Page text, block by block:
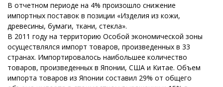
В отчетном периоде на 4% произошло снижение
импортных поставок в позиции «Изделия из кожи,
древесины, бумаги, ткани, стекла».
В 2011 году на территорию Особой экономической зоны
осуществлялся импорт товаров, произведенных в 33
странах. Импортировалось наибольшее количество
товаров, произведенных в Японии, США и Китае. Объем
импорта товаров из Японии составил 29% от общего